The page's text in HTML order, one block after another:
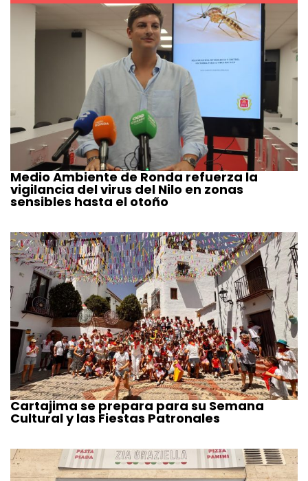
Medio Ambiente de Ronda refuerza la
vigilancia del virus del Nilo en zonas
sensibles hasta el otoño
Cartajima se prepara para su Semana
Cultural y las Fiestas Patronales